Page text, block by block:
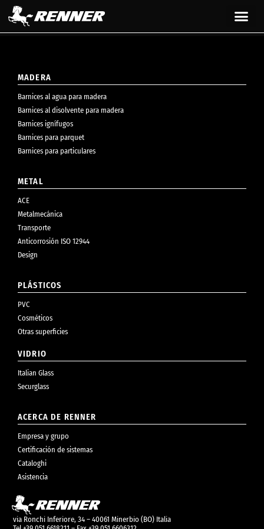
contenido
MADERA
Barnices al agua para madera
Barnices al disolvente para madera
Barnices ignífugos
Barnices para parquet
Barnices para particulares
METAL
ACE
Metalmecánica
Transporte
Anticorrosión ISO 12944
Design
PLÁSTICOS
PVC
Cosméticos
Otras superficies
VIDRIO
Italian Glass
Securglass
ACERCA DE RENNER
Empresa y grupo
Certificación de sistemas
Cataloghi
Asistencia
via Ronchi Inferiore, 34 – 40061 Minerbio (BO) Italia